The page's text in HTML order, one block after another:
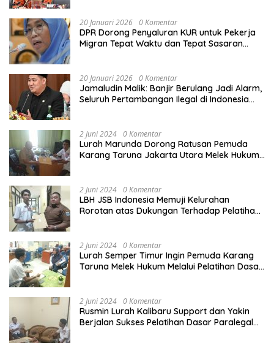
20 Januari 2026 0 Komentar
DPR Dorong Penyaluran KUR untuk Pekerja
Migran Tepat Waktu dan Tepat Sasaran
20 Januari 2026 0 Komentar
Jamaludin Malik: Banjir Berulang Jadi Alarm,
Seluruh Pertambangan Ilegal di Indonesia
2 Juni 2024 0 Komentar
Lurah Marunda Dorong Ratusan Pemuda
Karang Taruna Jakarta Utara Melek Hukum
2 Juni 2024 0 Komentar
LBH JSB Indonesia Memuji Kelurahan
Rorotan atas Dukungan Terhadap Pelatihan
2 Juni 2024 0 Komentar
Lurah Semper Timur Ingin Pemuda Karang
Taruna Melek Hukum Melalui Pelatihan Dasar
2 Juni 2024 0 Komentar
Rusmin Lurah Kalibaru Support dan Yakin
Berjalan Sukses Pelatihan Dasar Paralegal